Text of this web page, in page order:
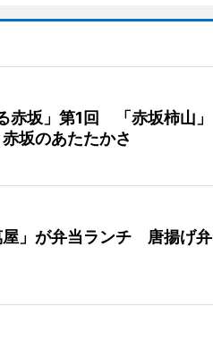
赤坂」第1回 「赤坂柿山」
坂のあたたかさ
屋」が弁当ランチ 唐揚げ弁